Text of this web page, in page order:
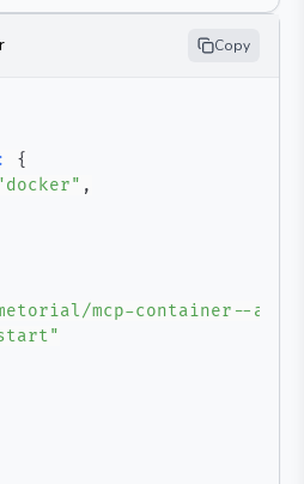
Copy
:
{
,
mcp-container--